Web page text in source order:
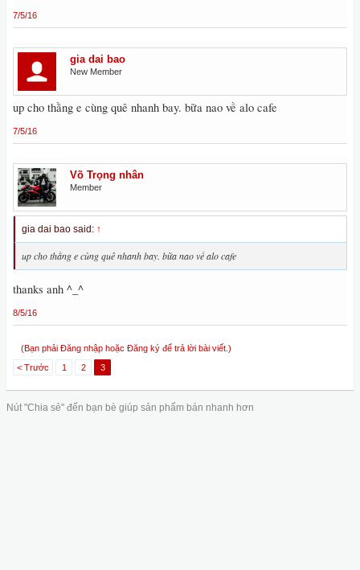
7/5/16
gia dai bao
New Member
up cho thằng e cùng quê nhanh bay. bữa nao về alo cafe
7/5/16
Võ Trọng nhân
Member
gia dai bao said: ↑
up cho thằng e cùng quê nhanh bay. bữa nao về alo cafe
thanks anh ^_^
8/5/16
(Bạn phải Đăng nhập hoặc Đăng ký để trả lời bài viết.)
< Trước
1 2 3
Nút "Chia sẻ" đến bạn bè giúp sản phẩm bán nhanh hơn